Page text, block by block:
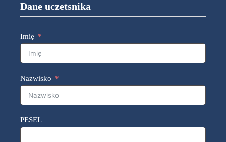
Dane uczetsnika
Imię
Nazwisko
PESEL